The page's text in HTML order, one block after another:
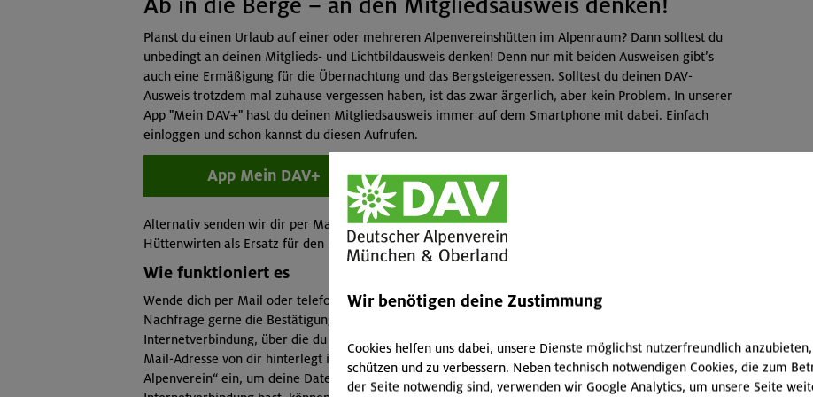
Ab in die Berge – an den Mitgliedsausweis denken!
Planst du einen Urlaub auf einer oder mehreren Alpenvereinshütten im Alpenraum? Dann solltest du
unbedingt an deinen Mitglieds- und Lichtbildausweis denken! Denn nur mit beiden Ausweisen gibt’s
auch eine Ermäßigung für die Übernachtung und das Bergsteigeressen. Solltest du deinen DAV-
Ausweis trotzdem mal zuhause vergessen haben, ist das zwar ärgerlich, aber kein Problem. In unserer
App "Mein DAV+" hast du deinen Mitgliedsausweis immer auf dem Smartphone mit dabei. Einfach
einloggen und schon kannst du diesen Aufrufen.
App Mein DAV+
Alternativ senden wir dir per Mail eine Bestätigung zu, die in den allermeisten Fällen von den
Hüttenwirten als Ersatz für den Mitgliedsausweis akzeptiert wird.
Wie funktioniert es
Wende dich per Mail oder telefonisch an eine unserer Servicestellen, wir senden dir dann auf
Nachfrage gerne die Bestätigung zu – im Übrigen kostenfrei. Du benötigst dafür nur eine
Internetverbindung, über die du deine Mails abrufen kannst. Bitte überprüfe auch, ob bei uns eine
Mail-Adresse von dir hinterlegt ist. Am besten, du loggst dich direkt in unser Mitgliederportal „Mein
Alpenverein“ ein, um deine Daten zu überprüfen und ggf. zu aktualisieren. Wenn du keine
Wir benötigen deine Zustimmung
Cookies helfen uns dabei, unsere Dienste möglichst nutzerfreundlich
schützen und zu verbessern. Neben technisch notwendigen Cookies, die zum
der Seite notwendig sind, verwenden wir Google Analytics, um unsere Seite